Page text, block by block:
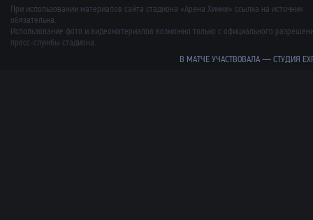
При использовании материалов сайта стадиона «Арена Химки» ссылка на источник
обязательна.
Использование фото и видеоматериалов возможно только с официального
пресс-службы стадиона.
В МАТЧЕ УЧАСТВОВАЛА —СТУДИЯ